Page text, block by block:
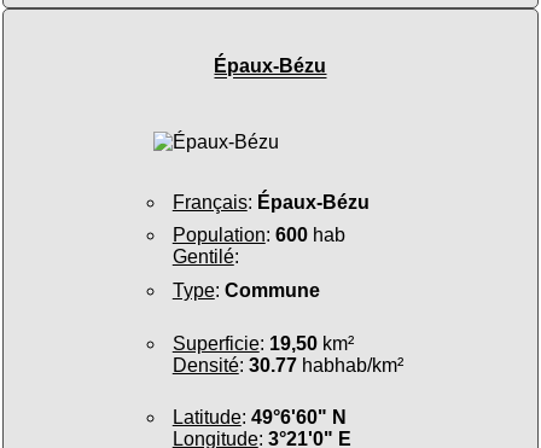
Épaux-Bézu
Français: Épaux-Bézu
Population: 600hab
Gentilé:
Type: Commune
Superficie: 19,50km²
Densité: 30.77habhab/km²
Latitude: 49°6'60" N
Longitude: 3°21'0" E